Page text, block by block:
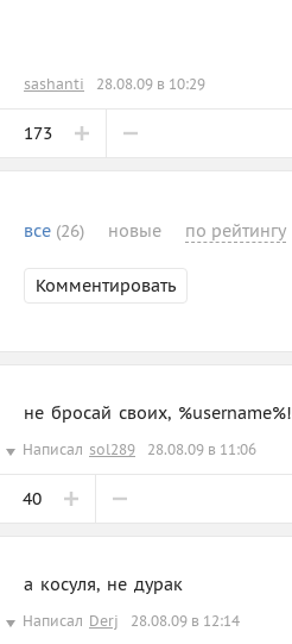
sashanti 28.08.09 в 10:29
173
все (26) новые по рейтингу
Комментировать
не бросай своих, %username%!
Написал sol289 28.08.09 в 11:06
40
а косуля, не дурак
Написал Derj 28.08.09 в 12:14